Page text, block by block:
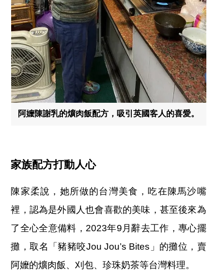
阿嬤陳謝乳的爌肉飯配方，吸引英國客人的喜愛。
家族配方打動人心
陳家柔說，她所做的台灣美食，吃在陳馬沙嘴
裡，認為是外國人也會喜歡的美味，甚至後來為
了全心全意備料，2023年9月辭去工作，專心擺
攤，取名「豬豬咬Jou Jou’s Bites」的攤位，賣
阿嬤的爌肉飯、刈包、珍珠奶茶等台灣料理。